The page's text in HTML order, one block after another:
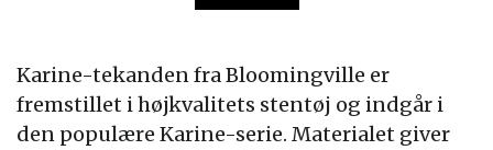
Karine-tekanden fra Bloomingville er
fremstillet i højkvalitets stentøj og indgår i
den populære Karine-serie. Materialet giver